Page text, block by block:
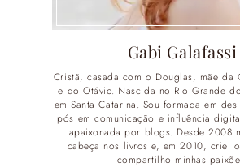
Gabi Galafassi
Cristã, casada com o Douglas, mãe da
e do Otávio. Nascida no Rio Grande
em Santa Catarina. Sou formada em
pós em comunicação e influência
apaixonada por blogs. Desde 2008
cabeça nos livros e, em 2010, criei o
compartilho minhas